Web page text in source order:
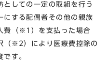
しての一定の取組を行う
にする配偶者その他の親族
費（※1）を支払った場合
（※2）により医療費控除の
す。